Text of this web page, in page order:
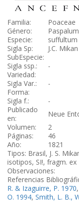
Familia:
Poaceae
Género:
Paspalum
Especie:
suffultum
Sigla Sp:
J.C.
SubEspecie:
Sigla ssp.:
-
Variedad:
Sigla Var.:
-
Forma:
Sigla f.:
-
Publicado
en:
Neue
Volumen:
2
Páginas:
46
Año:
1821
Tipos: Brasil, J. S.
isotipos, SI!, fragm. ex
Observaciones:
Referencias
R. & Izaguirre, P. 1970,
O. 1994, Smith, L. B.,